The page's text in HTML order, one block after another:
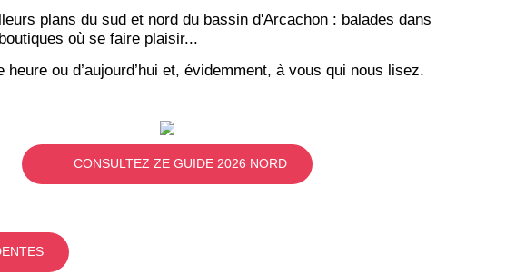
plans du sud et nord du bassin d'Arcachon : balades dans
où se faire plaisir...
ou d’aujourd’hui et, évidemment, à vous qui nous lisez.
CONSULTEZ ZE GUIDE 2026 NORD